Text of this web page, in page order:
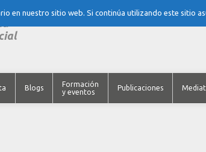
Blogs
Formación
y eventos
Publicaciones
en nuestro sitio web. Si continúa utilizando este sitio